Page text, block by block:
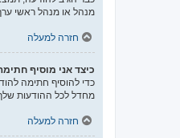
מנהל או מנהל ראשי
חזרה למעלה
כיצד אני מוסיף
כדי להוסיף חתימה
מחדל לכל ההודעות
חזרה למעלה